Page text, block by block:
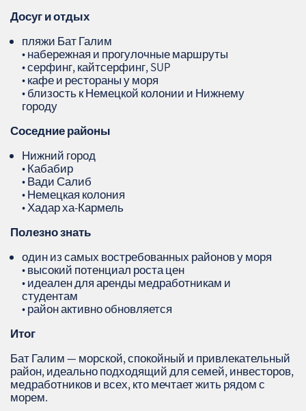
Досуг и отдых
пляжи Бат Галим
• набережная и прогулочные маршруты
• серфинг, кайтсерфинг, SUP
• кафе и рестораны у моря
• близость к Немецкой колонии и Нижнему
городу
Соседние районы
Нижний город
• Кабабир
• Вади Салиб
• Немецкая колония
• Хадар ха‑Кармель
Полезно знать
один из самых востребованных районов у моря
• высокий потенциал роста цен
• идеален для аренды медработникам и
студентам
• район активно обновляется
Итог
Бат Галим — морской, спокойный и привлекательный
район, идеально подходящий для семей, инвесторов,
медработников и всех, кто мечтает жить рядом с
морем.